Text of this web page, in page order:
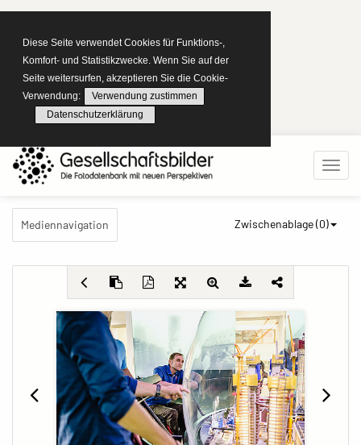
Diese Seite verwendet Cookies für Funktions-,
Komfort- und Statistikzwecke. Wenn Sie auf der
Seite weitersurfen, akzeptieren Sie die Cookie-
Verwendung:
Verwendung zustimmen
Datenschutzerklärung
Mediennavigation Zwischenablage (0)